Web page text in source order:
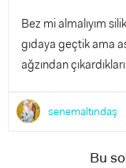
Bez mi almalıyım
gıdaya geçtik ama
ağzından
senemaltındaş
Bu